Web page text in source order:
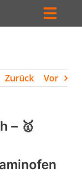
Zurück Vor
– 🥇